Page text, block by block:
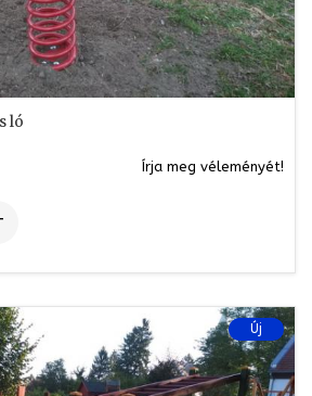
ló
Írja meg véleményét!
Új